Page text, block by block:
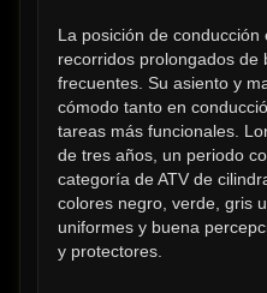
La posición de conducción
recorridos prolongados de
frecuentes. Su asiento y
cómodo tanto en
tareas más funcionales.
de tres años, un periodo
categoría de ATV de
colores negro, verde, gris
uniformes y buena
y protectores.